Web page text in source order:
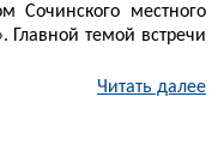
Сочинского местного
Главной темой встречи
Читать далее